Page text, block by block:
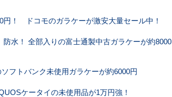
円！ ドコモのガラケーが激安大量セール中！
防水！ 全部入りの富士通製中古ガラケーが約8000
フトバンク未使用ガラケーが約6000円
ケータイの未使用品が1万円強！